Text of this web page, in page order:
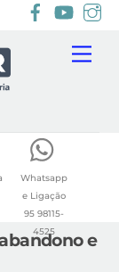
Whatsapp
e Ligação
95 98115-
4525
e